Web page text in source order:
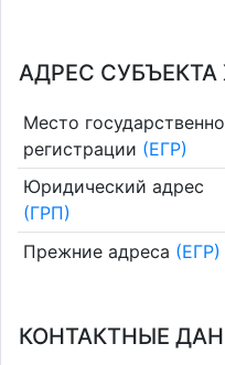
АДРЕС
Место
регистрации (ЕГР)
Юридический адрес
(ГРП)
Прежние адреса (ЕГР)
КОНТАКТНЫЕ